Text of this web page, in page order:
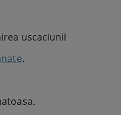
uscaciunii
.